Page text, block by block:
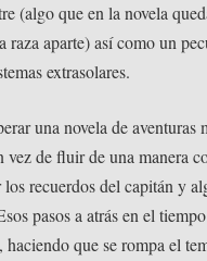
(algo que en la novela
raza aparte) así como un
extrasolares.
una novela de aventuras
de fluir de una manera
los recuerdos del capitán y
pasos a atrás en el
que se rompa el